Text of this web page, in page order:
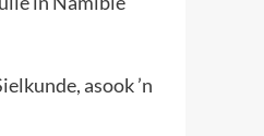
asook ’n